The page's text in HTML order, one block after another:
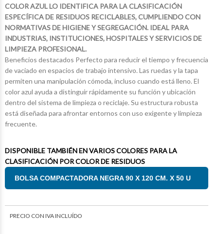
COLOR AZUL LO IDENTIFICA PARA LA CLASIFICACIÓN
ESPECÍFICA DE RESIDUOS RECICLABLES, CUMPLIENDO CON
NORMATIVAS DE HIGIENE Y SEGREGACIÓN. IDEAL PARA
INDUSTRIAS, INSTITUCIONES, HOSPITALES Y SERVICIOS DE
LIMPIEZA PROFESIONAL.
Beneficios destacados Perfecto para reducir el tiempo y frecuencia
de vaciado en espacios de trabajo intensivo. Las ruedas y la tapa
permiten una manipulación cómoda, incluso cuando está lleno. El
color azul ayuda a distinguir rápidamente su función y ubicación
dentro del sistema de limpieza o reciclaje. Su estructura robusta
está diseñada para afrontar entornos con uso exigente y limpieza
frecuente.
DISPONIBLE TAMBIÉN EN VARIOS COLORES PARA LA
CLASIFICACIÓN POR COLOR DE RESIDUOS
BOLSA COMPACTADORA NEGRA 90 X 120 CM. X 50 U
PRECIO CON IVA INCLUÍDO
$45.92499 $23.123 10 $17.998 75 $12.75546